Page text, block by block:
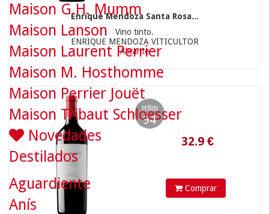
Enrique Mendoza Santa Rosa...
Vino tinto.
ENRIQUE MENDOZA VITICULTOR
Alicante
PEÑIN
94
Comprar
12.9€
Maison G.H. Mumm
Maison Lanson
Maison Laurent Perrier
Maison M. Hosthomme
Maison Perrier Jouët
Maison Tribaut Schloesser
Novedades
Destilados
Aguardiente
Anís